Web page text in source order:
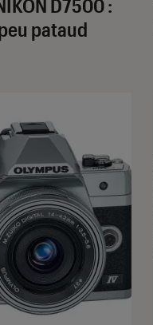
D7500 :
pataud